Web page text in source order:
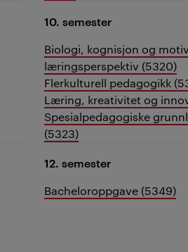
10. semester
Biologi, kognisjon og
læringsperspektiv (5320)
Flerkulturell pedagogikk
Læring, kreativitet og
Spesialpedagogiske
(5323)
12. semester
Bacheloroppgave (5349)